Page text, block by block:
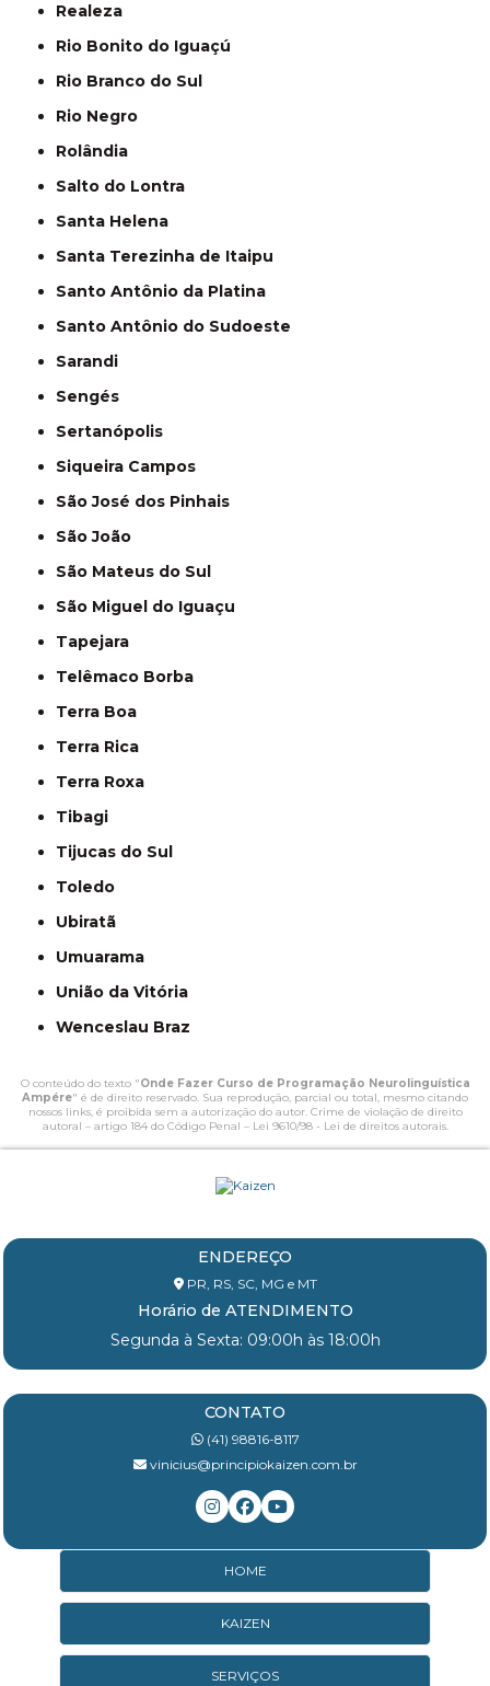
Realeza
Rio Bonito do Iguaçú
Rio Branco do Sul
Rio Negro
Rolândia
Salto do Lontra
Santa Helena
Santa Terezinha de Itaipu
Santo Antônio da Platina
Santo Antônio do Sudoeste
Sarandi
Sengés
Sertanópolis
Siqueira Campos
São José dos Pinhais
São João
São Mateus do Sul
São Miguel do Iguaçu
Tapejara
Telêmaco Borba
Terra Boa
Terra Rica
Terra Roxa
Tibagi
Tijucas do Sul
Toledo
Ubiratã
Umuarama
União da Vitória
Wenceslau Braz
O conteúdo do texto "Onde Fazer Curso de Programação Neurolinguística
Ampére" é de direito reservado. Sua reprodução, parcial ou total, mesmo citando
nossos links, é proibida sem a autorização do autor. Crime de violação de direito
autoral – artigo 184 do Código Penal – Lei 9610/98 - Lei de direitos autorais.
ENDEREÇO
PR, RS, SC, MG e MT
Horário de ATENDIMENTO
Segunda à Sexta: 09:00h às 18:00h
CONTATO
(41) 98816-8117
vinicius@principiokaizen.com.br
HOME
KAIZEN
SERVIÇOS